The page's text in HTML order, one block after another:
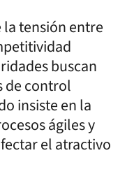
tensión entre
buscan
de control
insiste en la
ágiles y
el atractivo